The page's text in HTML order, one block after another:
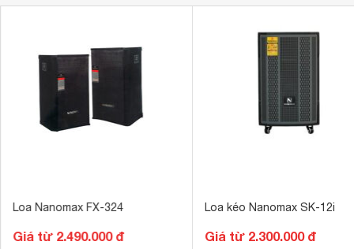
Loa Nanomax FX-324
Giá từ 2.490.000 đ
Loa kéo Nanomax SK-12i
Giá từ 2.300.000 đ